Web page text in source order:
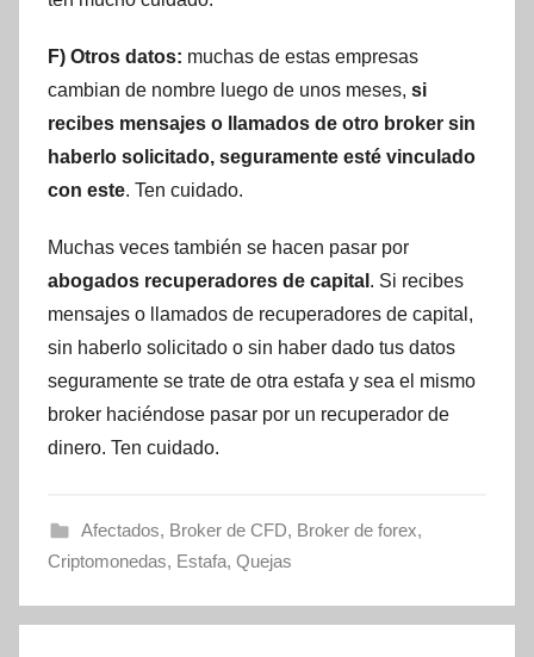
F) Otros datos: muchas de estas empresas
cambian de nombre luego de unos meses, si
recibes mensajes o llamados de otro broker sin
haberlo solicitado, seguramente esté vinculado
con este. Ten cuidado.
Muchas veces también se hacen pasar por
abogados recuperadores de capital . Si recibes
mensajes o llamados de recuperadores de capital,
sin haberlo solicitado o sin haber dado tus datos
seguramente se trate de otra estafa y sea el mismo
broker haciéndose pasar por un recuperador de
dinero. Ten cuidado.
Afectados, Broker de CFD, Broker de forex,
Criptomonedas, Estafa, Quejas